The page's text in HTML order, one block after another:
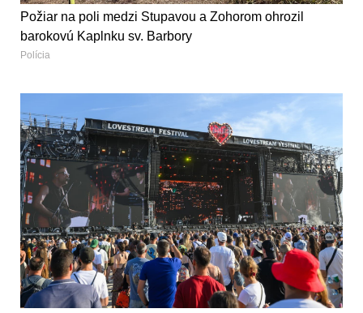
Požiar na poli medzi Stupavou a Zohorom ohrozil
barokovú Kaplnku sv. Barbory
Polícia